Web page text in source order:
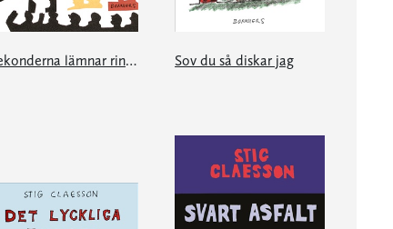
Sekonderna lämnar ringen Sov du så diskar jag